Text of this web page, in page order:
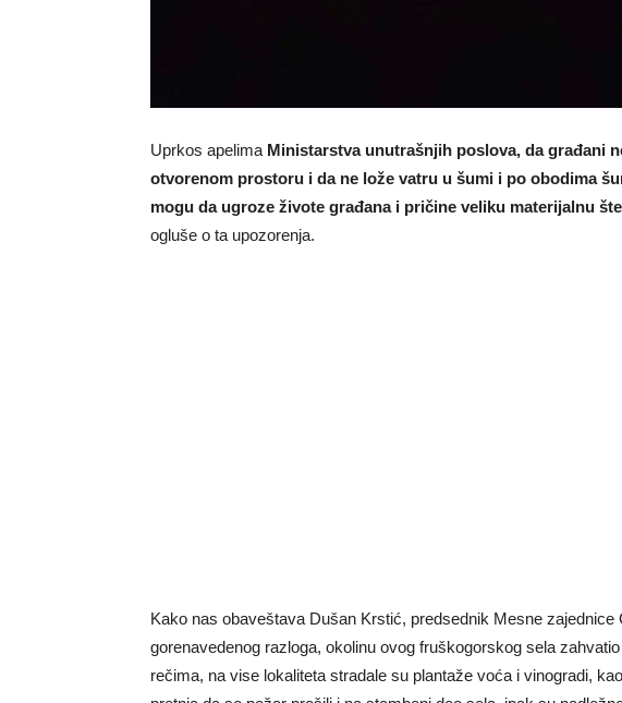
Uprkos apelima Ministarstva unutrašnjih poslova, da građani
otvorenom prostoru i da ne lože vatru u šumi i po obodima
mogu da ugroze živote građana i pričine veliku materijalnu
ogluše o ta upozorenja.
Kako nas obaveštava Dušan Krstić, predsednik Mesne zajednice
gorenavedenog razloga, okolinu ovog fruškogorskog sela
rečima, na vise lokaliteta stradale su plantaže voća i vinogradi,